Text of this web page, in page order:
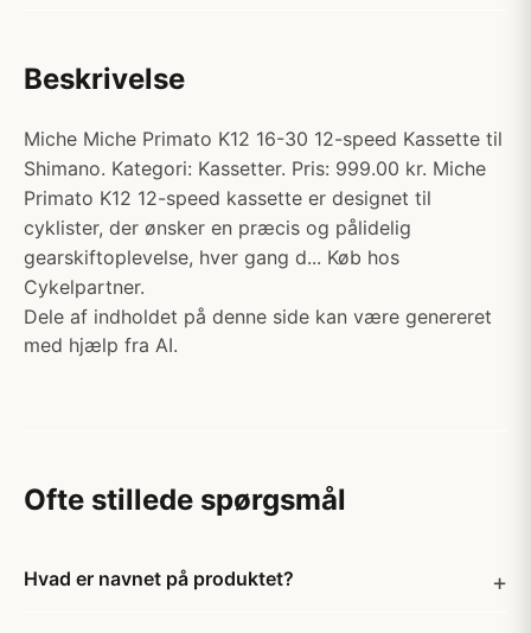
Beskrivelse
Miche Miche Primato K12 16-30 12-speed Kassette til
Shimano. Kategori: Kassetter. Pris: 999.00 kr. Miche
Primato K12 12-speed kassette er designet til
cyklister, der ønsker en præcis og pålidelig
gearskiftoplevelse, hver gang d... Køb hos
Cykelpartner.
Dele af indholdet på denne side kan være genereret
med hjælp fra AI.
Ofte stillede spørgsmål
Hvad er navnet på produktet?